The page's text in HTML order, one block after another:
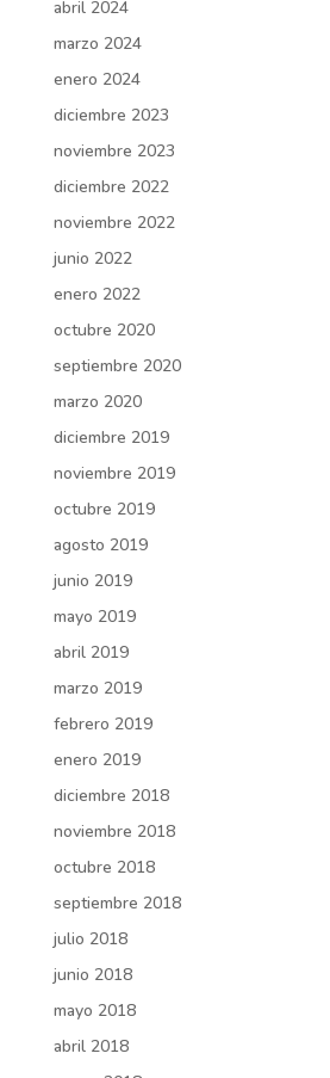
abril 2024
marzo 2024
enero 2024
diciembre 2023
noviembre 2023
diciembre 2022
noviembre 2022
junio 2022
enero 2022
octubre 2020
septiembre 2020
marzo 2020
diciembre 2019
noviembre 2019
octubre 2019
agosto 2019
junio 2019
mayo 2019
abril 2019
marzo 2019
febrero 2019
enero 2019
diciembre 2018
noviembre 2018
octubre 2018
septiembre 2018
julio 2018
junio 2018
mayo 2018
abril 2018